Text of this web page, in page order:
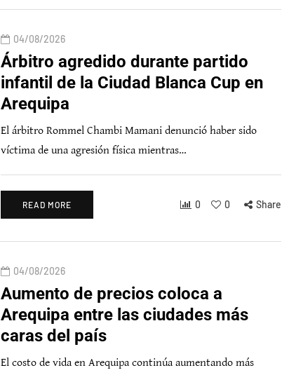
04/08/2026
Árbitro agredido durante partido
infantil de la Ciudad Blanca Cup en
Arequipa
El árbitro Rommel Chambi Mamani denunció haber sido
víctima de una agresión física mientras…
READ MORE 0 0 Share
04/08/2026
Aumento de precios coloca a
Arequipa entre las ciudades más
caras del país
El costo de vida en Arequipa continúa aumentando más